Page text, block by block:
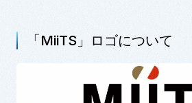
「MiiTS」ロゴについて